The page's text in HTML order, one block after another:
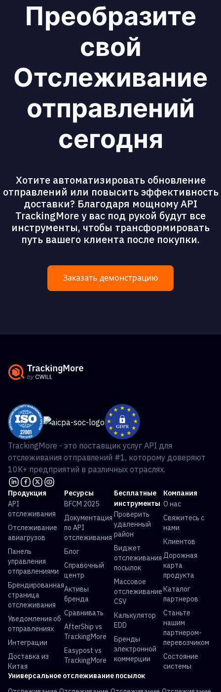
Преобразите
свой
Отслеживание
отправлений
сегодня
Хотите автоматизировать обновление
отправлений или повысить эффективность
доставки? Благодаря мощному API
TrackingMore у вас под рукой будут все
инструменты, чтобы трансформировать
путь вашего клиента после покупки.
Заказать демонстрацию
TrackingMore - это поставщик услуг API для
отслеживания отправлений #1, которому доверяют
10K+ предприятий в различных отраслях.
Продукция
API
отслеживания
Отслеживание
авиагрузов
Панель
управления
отправлениями
Брендированная
страница
отслеживания
Уведомления об
отправлениях
Интеграции
Доставка из
Китая
Ресурсы
BFCM 2025
Документация
по API
отслеживания
Блог
Справочный
центр
Активы
бренда
Сравнивать
AfterShip vs
TrackingMore
Easypost vs
TrackingMore
Бесплатные
инструменты
Проверить
удаленный
район
Виджет
отслеживания
посылок
Массовое
отслеживание
CSV
Калькулятор
EDD
Бренды
электронной
коммерции
Компания
О нас
Свяжитесь с
нами
Клиентов
Дорожная
карта
продукта
Каталог
партнеров
Станьте
нашим
партнером-
перевозчиком
Состояние
системы
Универсальное отслеживание посылок